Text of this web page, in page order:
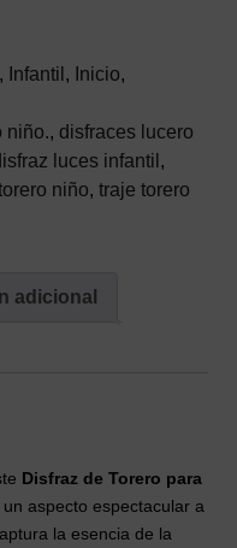
, Infantil , Inicio,
niño., disfraces lucero
luces infantil ,
niño, traje torero
adicional
Disfraz de Torero para
aspecto espectacular a
la esencia de la